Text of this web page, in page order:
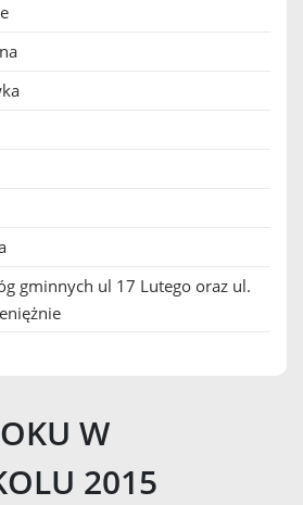
gminnych ul 17 Lutego oraz ul.
W
2015